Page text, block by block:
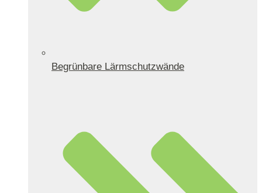
Begrünbare Lärmschutzwände